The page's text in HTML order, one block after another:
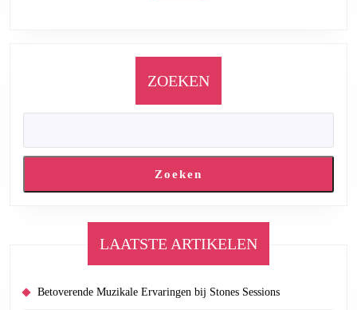
ZOEKEN
Zoeken
LAATSTE ARTIKELEN
Betoverende Muzikale Ervaringen bij Stones Sessions